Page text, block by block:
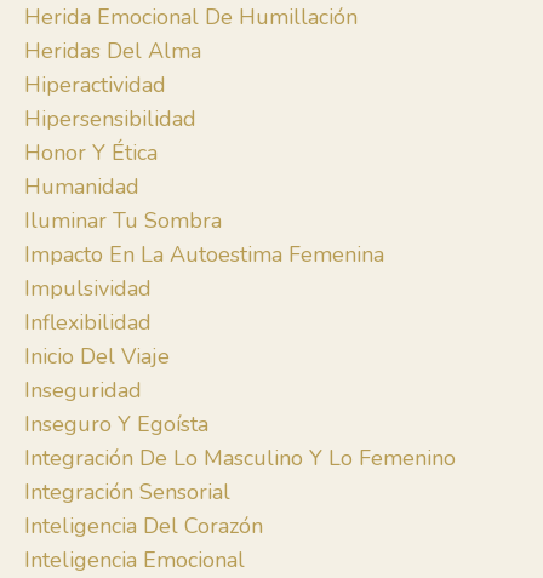
Herida Emocional De Humillación
Heridas Del Alma
Hiperactividad
Hipersensibilidad
Honor Y Ética
Humanidad
Iluminar Tu Sombra
Impacto En La Autoestima Femenina
Impulsividad
Inflexibilidad
Inicio Del Viaje
Inseguridad
Inseguro Y Egoísta
Integración De Lo Masculino Y Lo Femenino
Integración Sensorial
Inteligencia Del Corazón
Inteligencia Emocional